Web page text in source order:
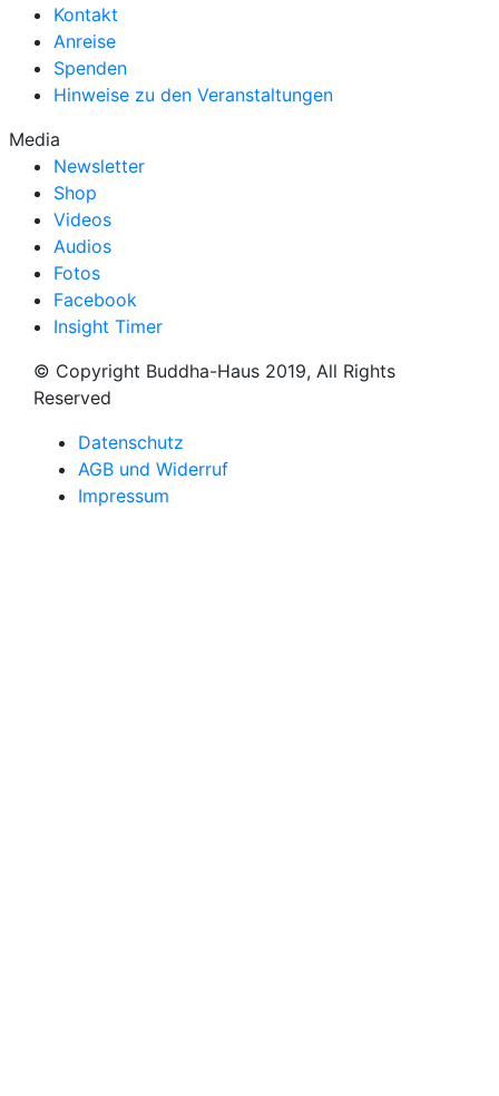
Kontakt
Anreise
Spenden
Hinweise zu den Veranstaltungen
Media
Newsletter
Shop
Videos
Audios
Fotos
Facebook
Insight Timer
© Copyright Buddha-Haus 2019, All Rights
Reserved
Datenschutz
AGB und Widerruf
Impressum